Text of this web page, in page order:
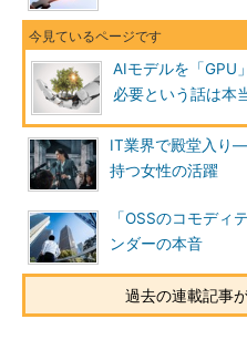
AIモデルを「GPU
必要という話は本
IT業界で殿堂入り
持つ女性の活躍
「OSSのコモディ
ンダーの本音
過去の連載記事